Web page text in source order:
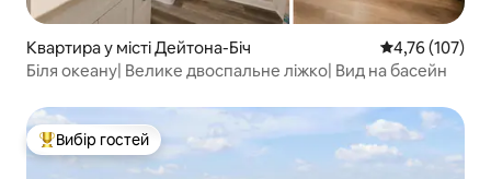
Квартира у місті Дейтона-Біч Середня
4,76 (107)
Біля океану| Велике двоспальне ліжко| Вид на басейн
Топ вибір гостей
Вибір гостей